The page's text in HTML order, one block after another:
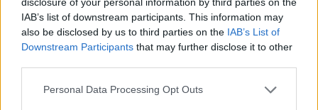
IAB’s list of downstream participants. This information may
also be disclosed by us to third parties on the IAB’s List of
Downstream Participants that may further disclose it to other
Personal Data Processing Opt Outs